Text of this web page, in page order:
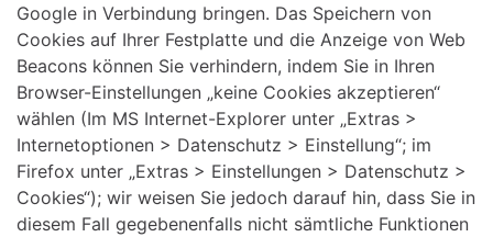
Google in Verbindung bringen. Das Speichern von
Cookies auf Ihrer Festplatte und die Anzeige von Web
Beacons können Sie verhindern, indem Sie in Ihren
Browser-Einstellungen „keine Cookies akzeptieren“
wählen (Im MS Internet-Explorer unter „Extras >
Internetoptionen > Datenschutz > Einstellung“; im
Firefox unter „Extras > Einstellungen > Datenschutz >
Cookies“); wir weisen Sie jedoch darauf hin, dass Sie in
diesem Fall gegebenenfalls nicht sämtliche Funktionen